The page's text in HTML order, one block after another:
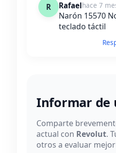
R Rafaelhace 7
Narón 15570
teclado táctil
Informar de
Comparte
actual con Revolut.
otros a evaluar